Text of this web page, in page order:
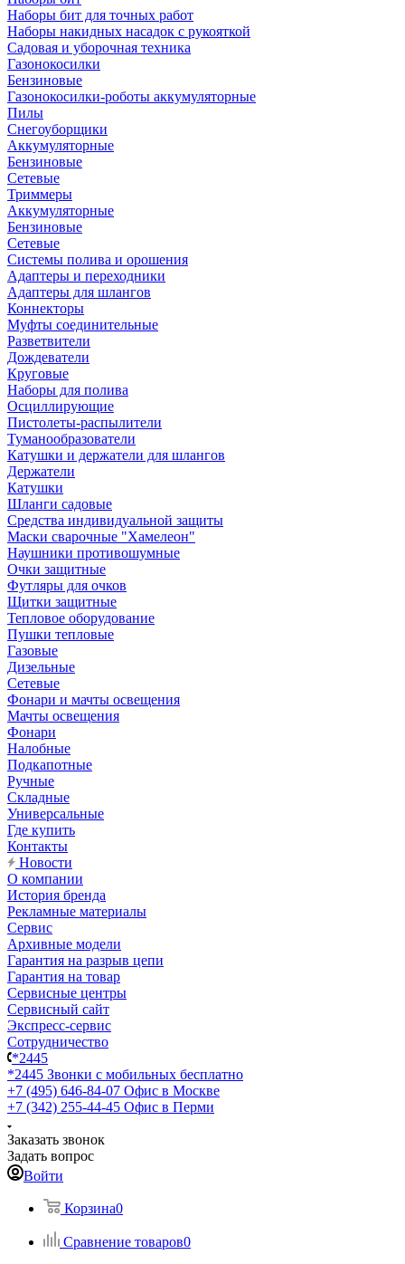
Наборы бит для точных работ
Наборы накидных насадок с рукояткой
Садовая и уборочная техника
Газонокосилки
Бензиновые
Газонокосилки-роботы аккумуляторные
Пилы
Снегоуборщики
Аккумуляторные
Бензиновые
Сетевые
Триммеры
Аккумуляторные
Бензиновые
Сетевые
Системы полива и орошения
Адаптеры и переходники
Адаптеры для шлангов
Коннекторы
Муфты соединительные
Разветвители
Дождеватели
Круговые
Наборы для полива
Осциллирующие
Пистолеты-распылители
Туманообразователи
Катушки и держатели для шлангов
Держатели
Катушки
Шланги садовые
Средства индивидуальной защиты
Маски сварочные "Хамелеон"
Наушники противошумные
Очки защитные
Футляры для очков
Щитки защитные
Тепловое оборудование
Пушки тепловые
Газовые
Дизельные
Сетевые
Фонари и мачты освещения
Мачты освещения
Фонари
Налобные
Подкапотные
Ручные
Складные
Универсальные
Где купить
Контакты
Новости
О компании
История бренда
Рекламные материалы
Сервис
Архивные модели
Гарантия на разрыв цепи
Гарантия на товар
Сервисные центры
Сервисный сайт
Экспресс-сервис
Сотрудничество
*2445
*2445 Звонки с мобильных бесплатно
+7 (495) 646-84-07 Офис в Москве
+7 (342) 255-44-45 Офис в Перми
Заказать звонок
Задать вопрос
Войти
Корзина0
Сравнение товаров0